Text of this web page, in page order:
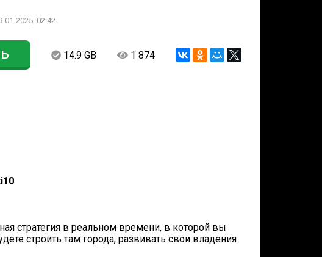
01-2025, 02:42
14.9 GB 1 874
стратегия в реальном времени, в которой вы
строить там города, развивать свои владения